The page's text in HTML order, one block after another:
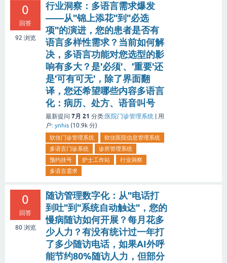
0
回答
92 浏览
行业洞察：多语言需求爆发
——从"锦上添花"到"必选
项"的演进，您的患者是否有
语言多样性需求？当前如何解
决，多语言功能对您选型的影
响有多大？是'必须'、'重要'还
是'可有可无'，除了界面翻
译，您还希望哪些内容多语言
化：病历、处方、语音叫号
最新提问 7月 21 分类:医院门诊管理系统
用
户: ynhis (10.9k 分)
软佳门诊管理系统
软佳医院信息管理系统
多语言门诊系统
诊所管理系统
预约挂号
护士工作站
行业洞察
多语言需求
0
回答
80浏览
随访管理数字化：从"电话打
到吐"到"系统自动触达"，您的
慢病随访如何开展？每月花多
少人力？有没有统计过一年打
了多少随访电话，如果AI外呼
能节约80%随访人力，但部分